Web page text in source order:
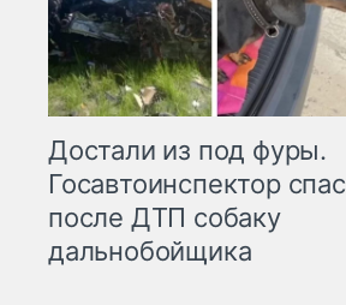
Достали из под фуры.
Госавтоинспектор спас
после ДТП собаку
дальнобойщика